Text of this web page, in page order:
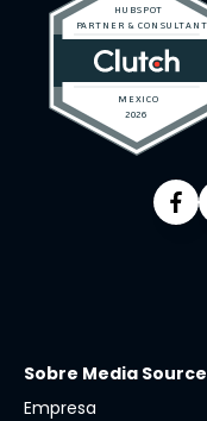
Sobre Media
Empresa